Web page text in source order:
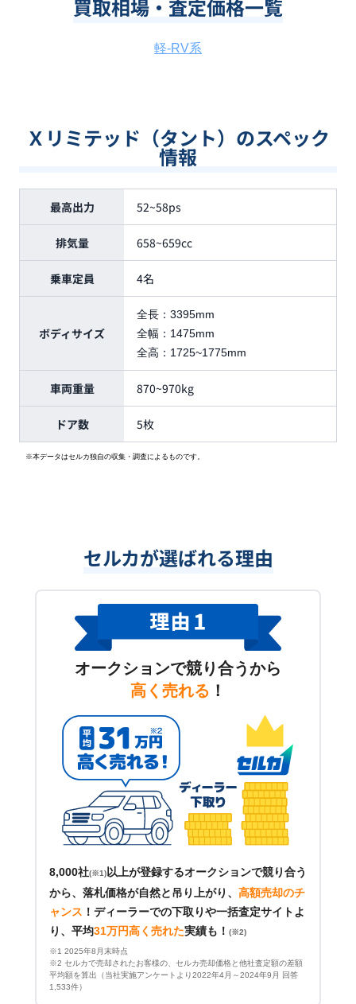
買取相場・査定価格一覧
軽-RV系
Ｘリミテッド（タント）のスペック
情報
最高出力 52~58ps
排気量 658~659cc
乗車定員 4名
ボディサイズ
全長： 3395mm
全幅： 1475mm
全高： 1725~1775mm
車両重量 870~970kg
ドア数 5枚
※本データはセルカ独自の収集・調査によるものです。
セルカが選ばれる理由
オークションで競り合うから
高く売れる ！
8,000社(※1)以上が登録するオークションで競り合う
から、落札価格が自然と吊り上がり、 高額売却のチ
ャンス ！ ディーラーでの下取りや一括査定サイトよ
り、平均31万円高く売れた実績も！ (※2)
※1 2025年8月末時点
※2 セルカで売却されたお客様の、セルカ売却価格と他社査定額の差額
平均額を算出（当社実施アンケートより2022年4月～2024年9月 回答
1,533件）